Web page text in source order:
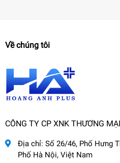
Về chúng tôi
CÔNG TY CP XNK THƯƠNG
Địa chỉ: Số 26/46, Phố Hưng
Phố Hà Nội, Việt Nam